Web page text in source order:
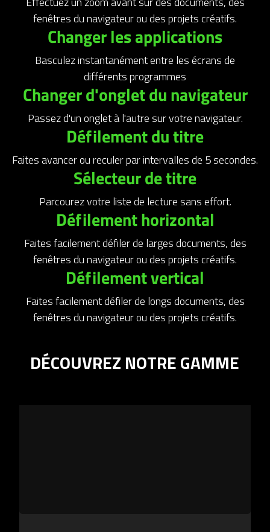
fenêtres du navigateur ou des projets créatifs.
Changer les applications
Basculez instantanément entre les écrans de
différents programmes
Changer d'onglet du navigateur
Passez d'un onglet à l'autre sur votre navigateur.
Défilement du titre
Faites avancer ou reculer par intervalles de 5 secondes.
Sélecteur de titre
Parcourez votre liste de lecture sans effort.
Défilement horizontal
Faites facilement défiler de larges documents, des
fenêtres du navigateur ou des projets créatifs.
Défilement vertical
Faites facilement défiler de longs documents, des
fenêtres du navigateur ou des projets créatifs.
DÉCOUVREZ NOTRE GAMME